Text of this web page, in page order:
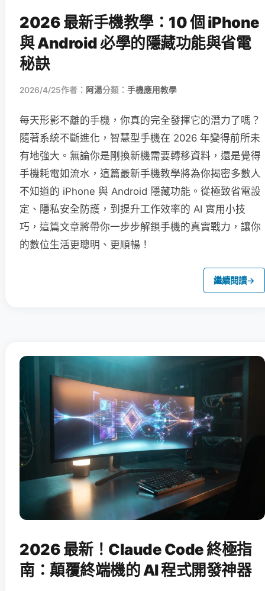
2026 最新手機教學：10 個 iPhone
與 Android 必學的隱藏功能與省電
秘訣
2026/4/25作者： 阿湯分類： 手機應用教學
每天形影不離的手機，你真的完全發揮它的潛力了嗎？
隨著系統不斷進化，智慧型手機在 2026 年變得前所未
有地強大。無論你是剛換新機需要轉移資料，還是覺得
手機耗電如流水，這篇最新手機教學將為你揭密多數人
不知道的 iPhone 與 Android 隱藏功能。從極致省電設
定、隱私安全防護，到提升工作效率的 AI 實用小技
巧，這篇文章將帶你一步步解鎖手機的真實戰力，讓你
的數位生活更聰明、更順暢！
繼續閱讀→
2026 最新！Claude Code 終極指
南：顛覆終端機的 AI 程式開發神器